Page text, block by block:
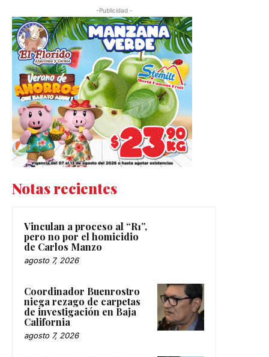
-Publicidad -
Notas recientes
Vinculan a proceso al “R1”,
pero no por el homicidio
de Carlos Manzo
agosto 7, 2026
Coordinador Buenrostro
niega rezago de carpetas
de investigación en Baja
California
agosto 7, 2026